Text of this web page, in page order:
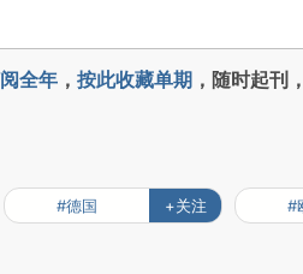
全年 ， 按此收藏单期 ，随时起刊
#德国 +关注 #